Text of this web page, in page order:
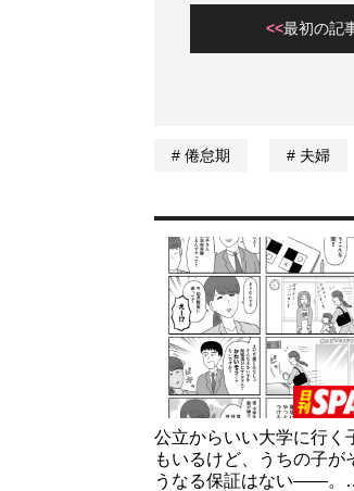
最初の記
倦怠期 夫婦
公立からいい大学に行く
もいるけど、うちの子が
うなる保証はない――。